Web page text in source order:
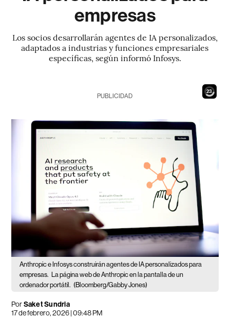
empresas
Los socios desarrollarán agentes de IA personalizados,
adaptados a industrias y funciones empresariales
específicas, según informó Infosys.
21
PUBLICIDAD
Anthropic e Infosys construirán agentes de IA personalizados para
empresas. La página web de Anthropic en la pantalla de un
ordenador portátil. (Bloomberg/Gabby Jones)
PorSaket Sundria
17 de febrero, 2026 | 09:48 PM